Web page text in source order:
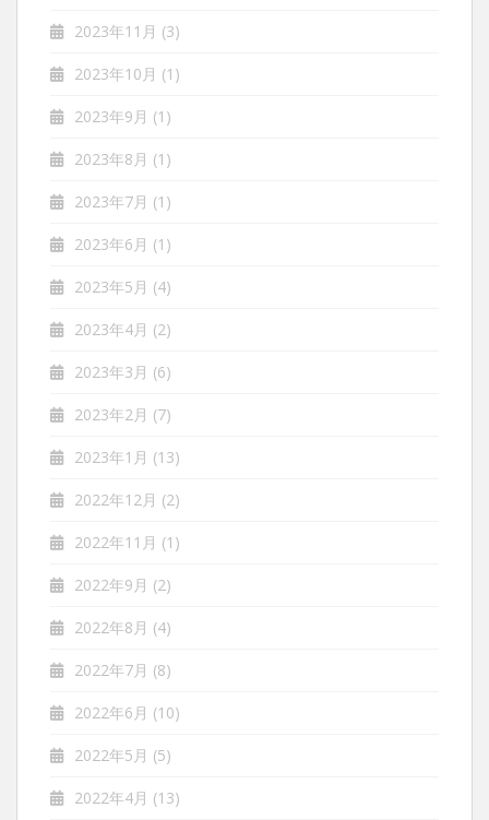
2023年11月 (3)
2023年10月 (1)
2023年9月 (1)
2023年8月 (1)
2023年7月 (1)
2023年6月 (1)
2023年5月 (4)
2023年4月 (2)
2023年3月 (6)
2023年2月 (7)
2023年1月 (13)
2022年12月 (2)
2022年11月 (1)
2022年9月 (2)
2022年8月 (4)
2022年7月 (8)
2022年6月 (10)
2022年5月 (5)
2022年4月 (13)